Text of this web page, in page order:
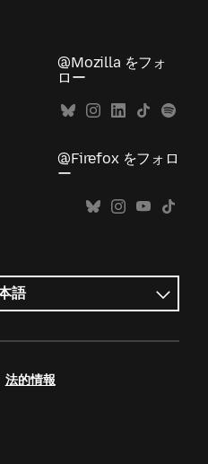
@Mozilla をフォ
ロー
@Firefox をフォロ
ー
法的情報